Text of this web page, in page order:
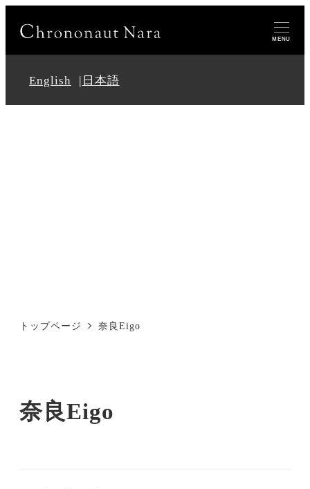
MENU
English 日本語
トップページ 奈良Eigo
奈良Eigo